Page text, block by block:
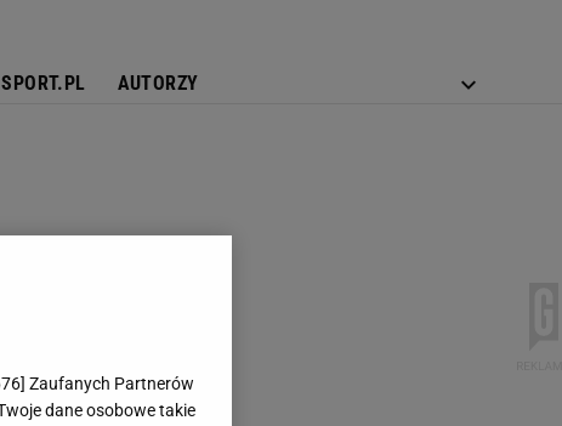
AUTORZY
] Zaufanych Partnerów
dane osobowe takie